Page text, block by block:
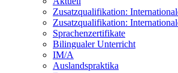
Zusatzqualifikation:
Zusatzqualifikation:
Sprachenzertifikate
Bilingualer Unterricht
IM/A
Auslandspraktika